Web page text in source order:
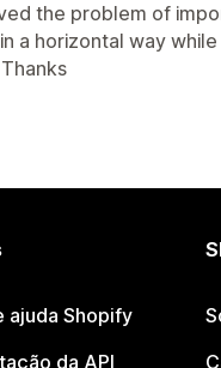
the problem of
a horizontal way
ajuda Shopify
da API